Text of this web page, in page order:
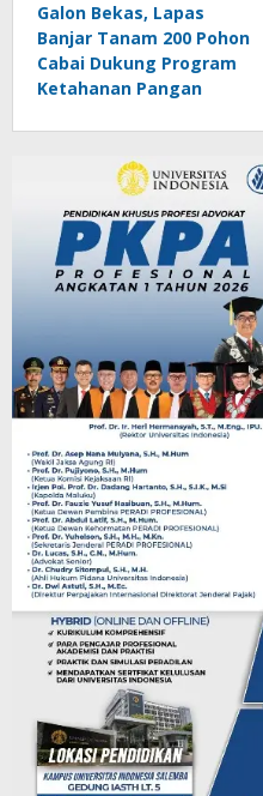
Galon Bekas, Lapas
Banjar Tanam 200 Pohon
Cabai Dukung Program
Ketahanan Pangan